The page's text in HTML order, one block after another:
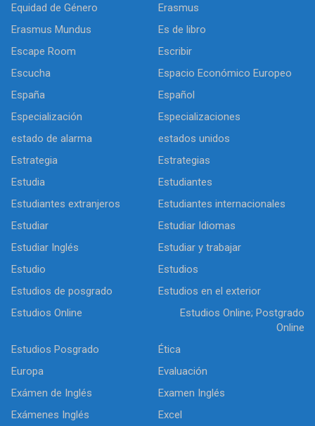
Equidad de Género
Erasmus
Erasmus Mundus
Es de libro
Escape Room
Escribir
Escucha
Espacio Económico Europeo
España
Español
Especialización
Especializaciones
estado de alarma
estados unidos
Estrategia
Estrategias
Estudia
Estudiantes
Estudiantes extranjeros
Estudiantes internacionales
Estudiar
Estudiar Idiomas
Estudiar Inglés
Estudiar y trabajar
Estudio
Estudios
Estudios de posgrado
Estudios en el exterior
Estudios Online
Estudios Online; Postgrado
Online
Estudios Posgrado
Ética
Europa
Evaluación
Exámen de Inglés
Examen Inglés
Exámenes Inglés
Excel